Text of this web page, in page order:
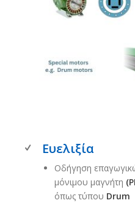
Ευελιξία
Οδήγηση
μόνιμου μαγνήτη
όπως τύπου Drum